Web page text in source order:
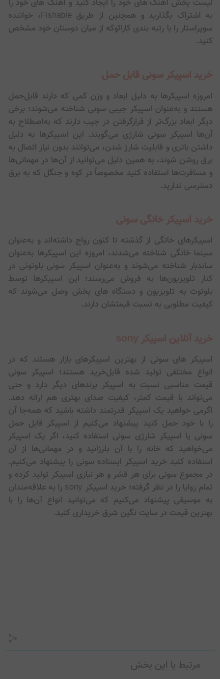
لیست پخش آهنگ های خود را ایجاد کنید و آهنگ های خود را
به اشتراک بگذارید و همچنین از طریق Fishable، خواننده
سوپراستار را با رتبه بندی کارائوکه از میان دوستان خود مشخص
کنید.
امروزه اسپیکرها به دلیل ابعاد و وزن کمی که دارند قابل‌حمل
هستند و به‌عنوان اسپیکر جیبی سونی شناخته می‌شوند؛ برخی
دیگر ابعاد بزرگ‌تر از قرارگرفتن در جیب دارند که به‌اصطلاح به
آن‌ها اسپیکر سونی شارژی می‌گویند. این اسپیکرها به دلیل
داشتن باتری و قابلیت شارژ شدن، می‌توانند بدون نیاز اتصال به
برق روشن شوند، به همین دلیل می‌توانید از آن‌ها در مهمانی‌ها
و مسافرت‌ها استفاده کنید مخصوصاً در کوه و جنگل که به برق
دسترسی ندارید.
اسپیکرهای خانگی از گذشته تا کنون رواج داشته‌اند و به‌عنوان
سینما خانگی شناخته می‌شدند، امروزه این اسپیکرها به‌عنوان
ساندبار شناخته می‌شوند و به‌عنوان اسپیکر سونی بلوتوثی در
کنار تلویزیون‌ها به فروش می‌رسند؛ این اسپیکرها توسط
بلوتوث به تلویزیون و دستگاه های پخش وصل می‌شوند که
کیفیت مطلوبی به نسبت قیمتشان دارند.
اسپیکر های سونی از بهترین اسپیکرهای بازار هستند که در
انواع مختلفی تولید شده قابل‌خرید هستند؛ اسپیکر سونی
قیمت مناسبی نسبت به اسپیکر برندهای دیگر دارد و حتی
می‌تواند با قیمت کمتر، کیفیت صدای بهتری هم ارائه دهد.
اگرمی خواهید یک اسپیکر قدرتمند داشته باشید که همه‌جا آن
را با خود حمل کنید پیشنهاد می‌کنیم از اسپیکر قابل حمل
سونی یا اسپیکر شارژی سونی استفاده کنید، اگر یک اسپیکر
می‌خواهید که خانه را با آن بلرزانید و در مهمانی‌ها از آن
استفاده کنید خرید اسپیکر ایستاده سونی را پیشنهاد می‌کنیم.
در مجموع سونی برای هر قشر و هر نیازی اسپیکر تولید کرده و
تمام زوایا را در نظر گرفته؛ خرید اسپیکر sony را به علاقه‌مندان
به موسیقی پیشنهاد می‌کنیم که می‌توانید انواع آن‌ها را با
بهترین قیمت در سایت نگین شرق خریداری کنید.
مرتبط با این بخش